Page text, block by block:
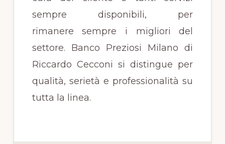
sempre disponibili, per
rimanere sempre i migliori del
settore. Banco Preziosi Milano di
Riccardo Cecconi si distingue per
qualità, serietà e professionalità su
tutta la linea.